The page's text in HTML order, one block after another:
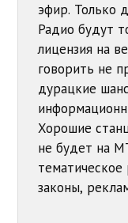
эфир. Только
Радио будут
лицензия на
говорить не
дурацкие
Хорошие
не будет на
тематическое
законы,